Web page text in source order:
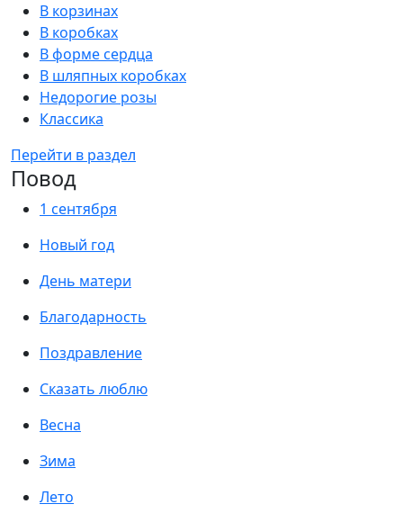
В корзинах
В коробках
В форме сердца
В шляпных коробках
Недорогие розы
Классика
Перейти в раздел
Повод
1 сентября
Новый год
День матери
Благодарность
Поздравление
Сказать люблю
Весна
Зима
Лето